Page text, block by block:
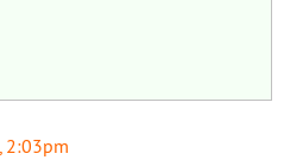
2:03pm